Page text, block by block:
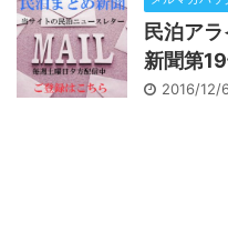
民泊ア
新聞第19
2016/12/